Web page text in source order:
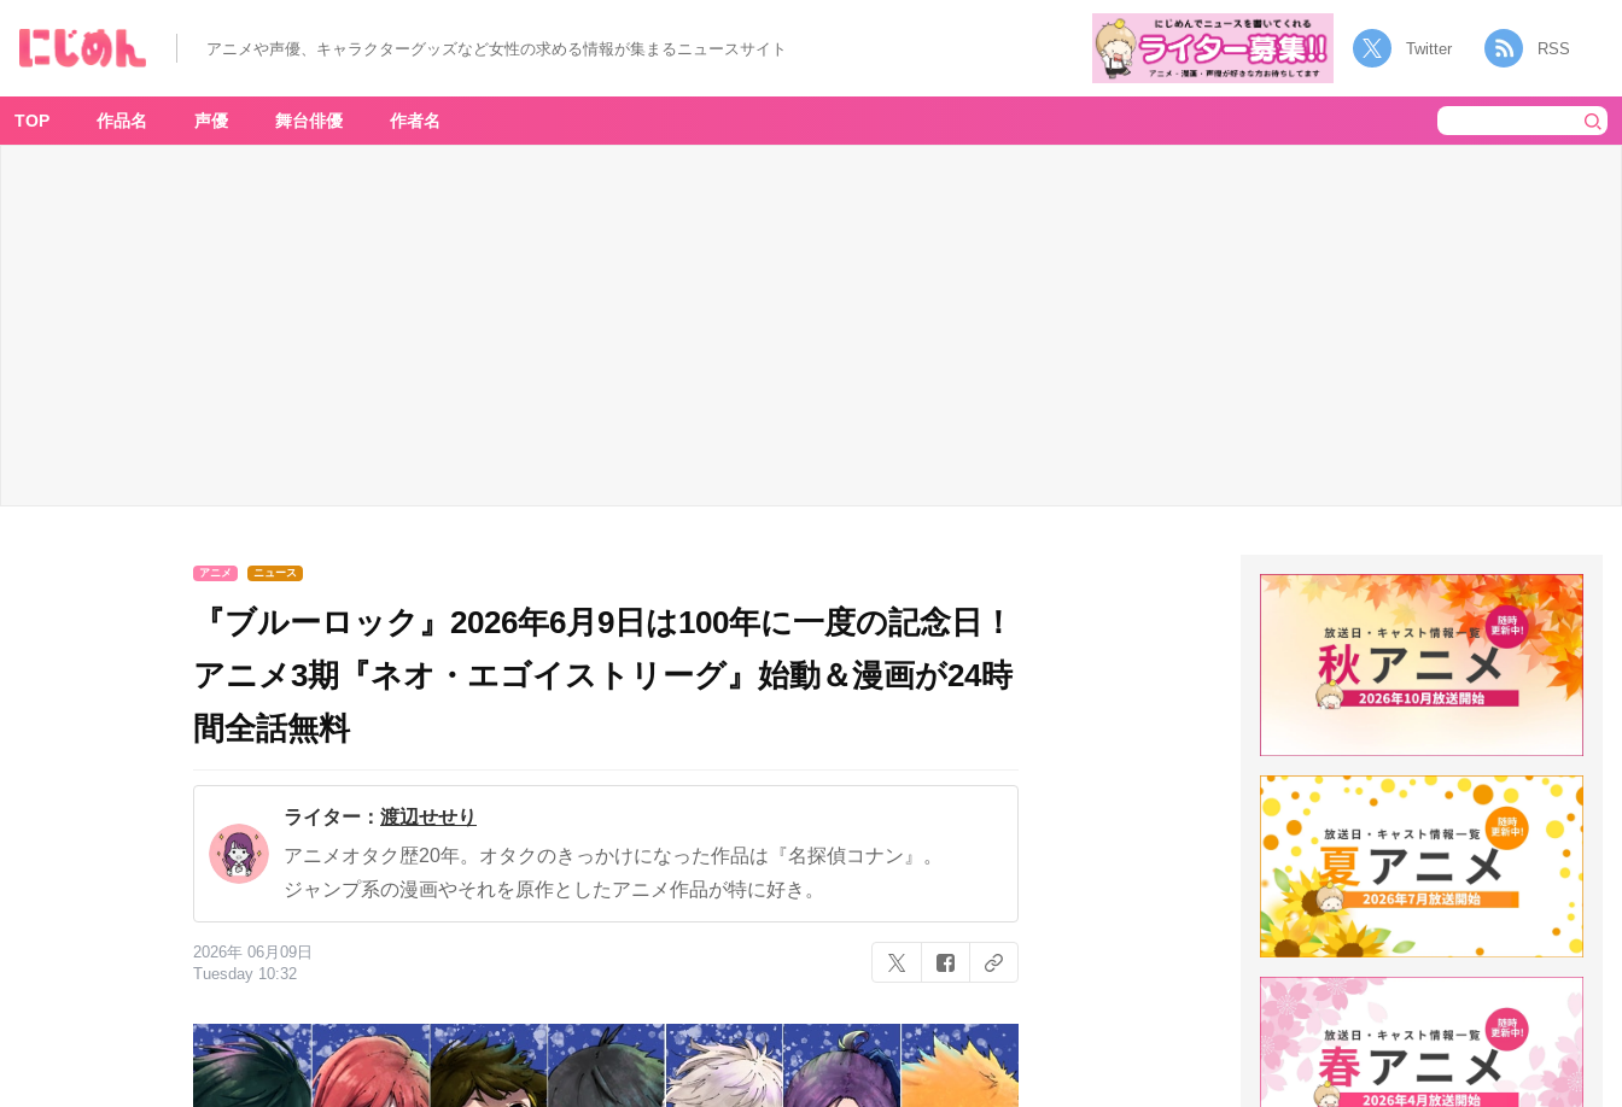
アニメや声優、キャラクターグッズなど女性の求める情報が集まるニュースサイト Twitter RSS
TOP 作品名 声優 舞台俳優 作者名
アニメ ニュース
『ブルーロック』2026年6月9日は100年に一度の記念日！
アニメ3期『ネオ・エゴイストリーグ』始動＆漫画が24時
間全話無料
ライター： 渡辺せせり
アニメオタク歴20年。オタクのきっかけになった作品は『名探偵コナン』。
ジャンプ系の漫画やそれを原作としたアニメ作品が特に好き。
2026年 06月09日
Tuesday 10:32